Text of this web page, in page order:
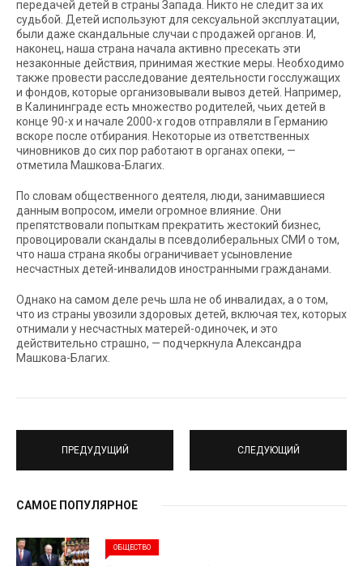
передачей детей в страны Запада. Никто не следит за их
судьбой. Детей используют для сексуальной эксплуатации,
были даже скандальные случаи с продажей органов. И,
наконец, наша страна начала активно пресекать эти
незаконные действия, принимая жесткие меры. Необходимо
также провести расследование деятельности госслужащих
и фондов, которые организовывали вывоз детей. Например,
в Калининграде есть множество родителей, чьих детей в
конце 90-х и начале 2000-х годов отправляли в Германию
вскоре после отбирания. Некоторые из ответственных
чиновников до сих пор работают в органах опеки, —
отметила Машкова-Благих.
По словам общественного деятеля, люди, занимавшиеся
данным вопросом, имели огромное влияние. Они
препятствовали попыткам прекратить жестокий бизнес,
провоцировали скандалы в псевдолиберальных СМИ о том,
что наша страна якобы ограничивает усыновление
несчастных детей-инвалидов иностранными гражданами.
Однако на самом деле речь шла не об инвалидах, а о том,
что из страны увозили здоровых детей, включая тех, которых
отнимали у несчастных матерей-одиночек, и это
действительно страшно, — подчеркнула Александра
Машкова-Благих.
ПРЕДУДУЩИЙ СЛЕДУЮЩИЙ
САМОЕ ПОПУЛЯРНОЕ
ОБЩЕСТВО